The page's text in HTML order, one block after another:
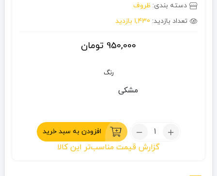
دسته بندی: ظروف
تعداد بازدید: 1,430 بازدید
950,000 تومان
رنگ
مشکی
تعداد:
دیزی
پز
افزودن به سبد خرید
گزارش قیمت مناسب‌تر این کالا